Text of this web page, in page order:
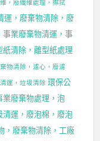
，廢纖維處理，擦拭
運，廢棄物清除，廢
業廢棄物清運，事
清除，離型紙處理
物清除，濾心，廢濾
運，垃圾清除 環保公
業廢棄物處理，泡
運，廢泡棉，廢泡
，廢棄物清除，工廠